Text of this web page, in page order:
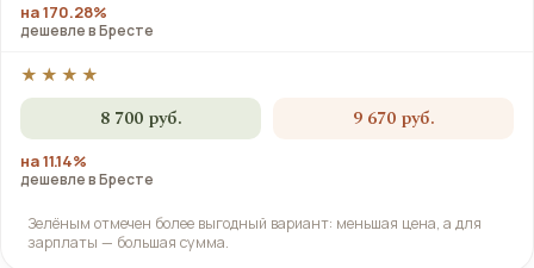
на 170.28%
дешевле в Бресте
★★★★
8 700 руб. 9 670 руб.
на 11.14%
дешевле в Бресте
Зелёным отмечен более выгодный вариант: меньшая цена, а для
зарплаты — большая сумма.